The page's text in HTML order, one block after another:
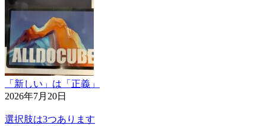
「新しい」は「正義」
2026年7月20日
選択肢は3つあります